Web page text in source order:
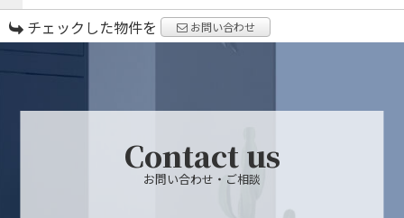
チェックした物件を お問い合わせ
Contact us
お問い合わせ・ご相談